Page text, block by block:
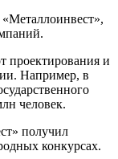
проектирования и
Например, в
человек.
получил
конкурсах.